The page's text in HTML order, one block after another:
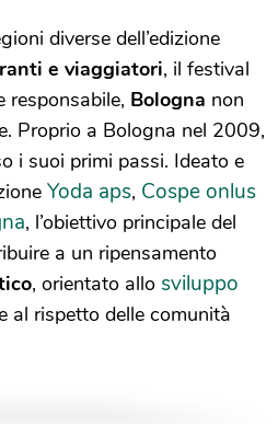
diverse dell’edizione
e viaggiatori, il festival
responsabile, Bologna non
Proprio a Bologna nel 2009,
i suoi primi passi. Ideato e
Yoda aps, Cospe onlus
, l’obiettivo principale del
a un ripensamento
, orientato allo sviluppo
al rispetto delle comunità